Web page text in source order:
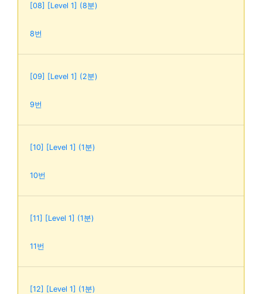
[08] [Level 1] (8분)
8번
[09] [Level 1] (2분)
9번
[10] [Level 1] (1분)
10번
[11] [Level 1] (1분)
11번
[12] [Level 1] (1분)